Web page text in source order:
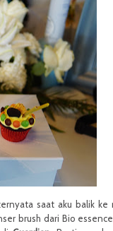
saat aku balik ke
brush dari Bio